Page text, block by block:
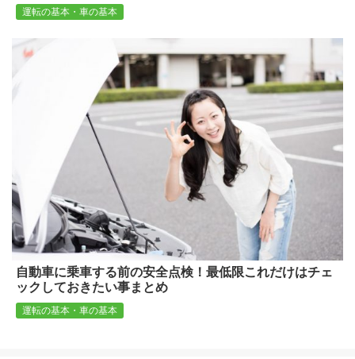
運転の基本・車の基本
自動車に乗車する前の安全点検！最低限これだけはチェ
ックしておきたい事まとめ
運転の基本・車の基本